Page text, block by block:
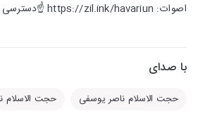
اصوات: https://zil.ink/havariun ☝️دسترسی به جدیدترین اصوات ‌
با صدای
حجت الاسلام ناصر یوسفی حجت الاسلام